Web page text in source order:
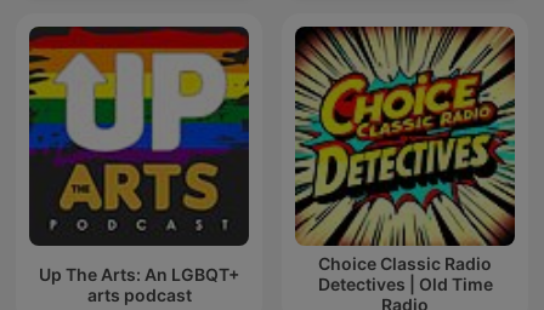
Up The Arts: An LGBQT+
arts podcast
Choice Classic Radio
Detectives | Old Time
Radio